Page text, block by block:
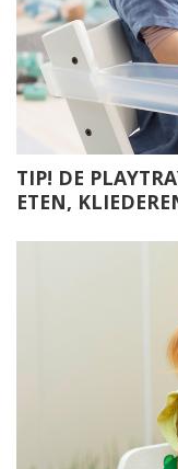
TIP! DE
ETEN,